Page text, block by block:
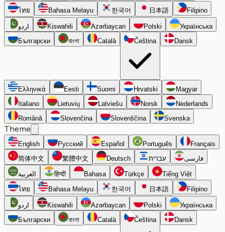
ไทย
Bahasa Melayu 한국어 日本語 Filipino
اردو Kiswahili Azərbaycan Polski
Українська
Български
বাংলা Català Čeština Dansk
Ελληνικά Eesti Suomi Hrvatski
Magyar
Italiano
Lietuvių Latviešu Norsk
Nederlands
Română
Slovenčina Slovenščina Svenska
Theme
English Русский Español Português
Français
简体中文
繁體中文 Deutsch עברית فارسی
العربية हिन्दी Bahasa Türkçe
Tiếng Việt
ไทย
Bahasa Melayu 한국어 日本語 Filipino
اردو Kiswahili Azərbaycan Polski
Українська
Български
বাংলা Català Čeština Dansk